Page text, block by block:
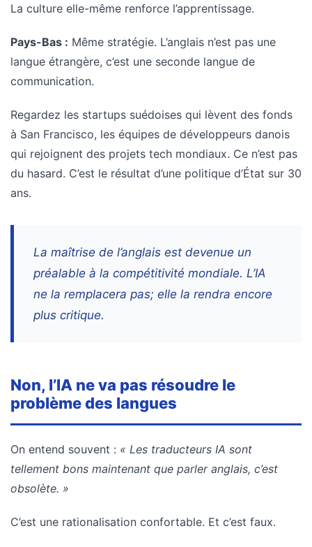
La culture elle-même renforce l’apprentissage.
Pays-Bas : Même stratégie. L’anglais n’est pas une
langue étrangère, c’est une seconde langue de
communication.
Regardez les startups suédoises qui lèvent des fonds
à San Francisco, les équipes de développeurs danois
qui rejoignent des projets tech mondiaux. Ce n’est pas
du hasard. C’est le résultat d’une politique d’État sur 30
ans.
La maîtrise de l’anglais est devenue un
préalable à la compétitivité mondiale. L’IA
ne la remplacera pas; elle la rendra encore
plus critique.
Non, l’IA ne va pas résoudre le
problème des langues
On entend souvent : « Les traducteurs IA sont
tellement bons maintenant que parler anglais, c’est
obsolète. »
C’est une rationalisation confortable. Et c’est faux.